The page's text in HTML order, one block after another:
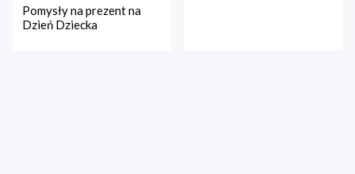
Pomysły na prezent na
Dzień Dziecka